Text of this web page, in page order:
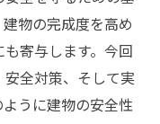
物の完成度を高め
寄与します。今回
全対策、そして実
うに建物の安全性